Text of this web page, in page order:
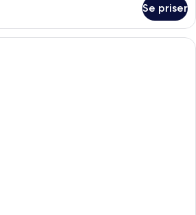
Se priser